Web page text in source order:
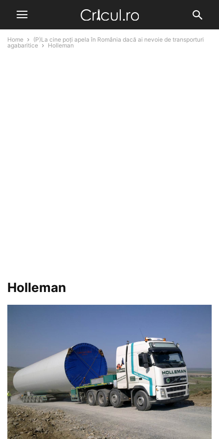
Home
(P)La cine poți apela în România dacă ai nevoie de transporturi
agabaritice
Holleman
Holleman